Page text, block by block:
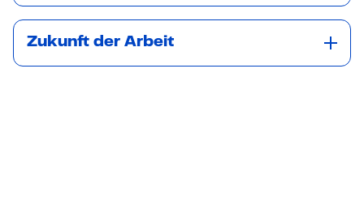
Zukunft der Arbeit